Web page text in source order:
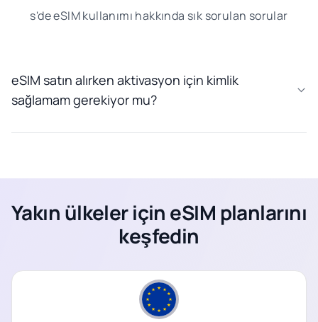
s'de eSIM kullanımı hakkında sık sorulan sorular
eSIM satın alırken aktivasyon için kimlik
sağlamam gerekiyor mu?
Yakın ülkeler için eSIM planlarını
keşfedin